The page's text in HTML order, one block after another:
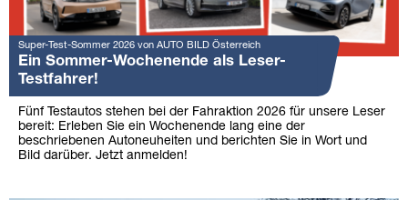
Super-Test-Sommer 2026 von AUTO BILD Österreich
Ein Sommer-Wochenende als Leser-
Testfahrer!
Fünf Testautos stehen bei der Fahraktion 2026 für unsere Leser
bereit: Erleben Sie ein Wochenende lang eine der
beschriebenen Autoneuheiten und berichten Sie in Wort und
Bild darüber. Jetzt anmelden!